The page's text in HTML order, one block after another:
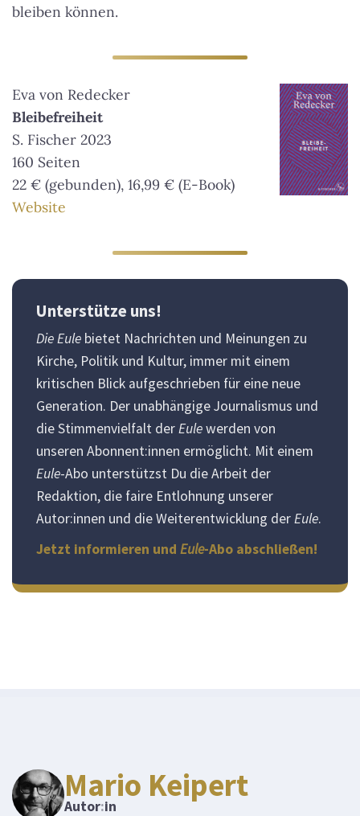
bleiben können.
Eva von Redecker
Bleibefreiheit
S. Fischer 2023
160 Seiten
22 € (gebunden), 16,99 € (E-Book)
Website
Unterstütze uns!
Die Eule bietet Nachrichten und Meinungen zu
Kirche, Politik und Kultur, immer mit einem
kritischen Blick aufgeschrieben für eine neue
Generation. Der unabhängige Journalismus und
die Stimmenvielfalt derEulewerden von
unseren Abonnent:innen ermöglicht. Mit einem
Eule-Abo unterstützst Du die Arbeit der
Redaktion, die faire Entlohnung unserer
Autor:innen und die Weiterentwicklung derEule.
Jetzt informieren und Eule-Abo abschließen!
Mario Keipert
Autor:in